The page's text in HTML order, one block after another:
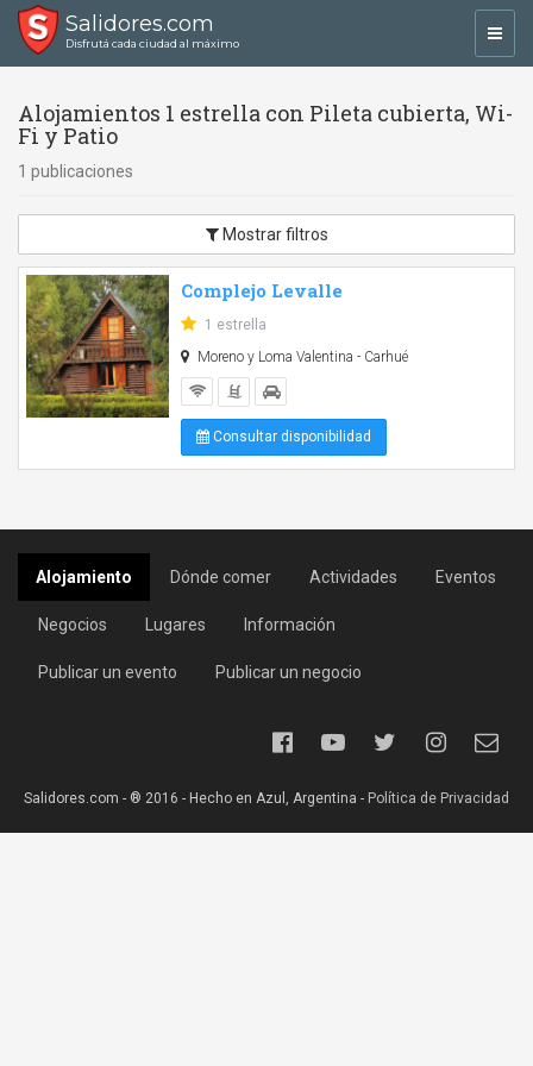
Salidores.com
Disfrutá cada ciudad al máximo
Alojamientos 1 estrella con Pileta cubierta, Wi-
Fi y Patio
1 publicaciones
Mostrar filtros
Complejo Levalle
1 estrella
Moreno y Loma Valentina - Carhué
Consultar disponibilidad
Alojamiento Dónde comer Actividades Eventos
Negocios Lugares Información
Publicar un evento Publicar un negocio
Salidores.com - ® 2016 - Hecho en Azul, Argentina - Política de Privacidad